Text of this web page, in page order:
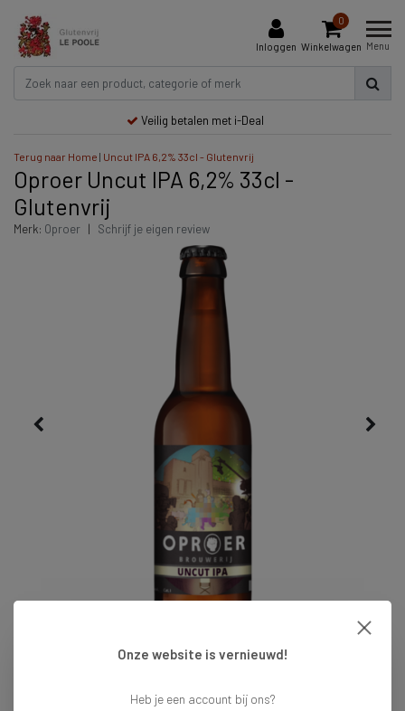
Inloggen
0
Winkelwagen Menu
Veilig betalen met i-Deal
Terug naar Home | Uncut IPA 6,2% 33cl - Glutenvrij
Oproer Uncut IPA 6,2% 33cl -
Glutenvrij
Merk: Oproer | Schrijf je eigen review
Onze website is vernieuwd!
Heb je een account bij ons?